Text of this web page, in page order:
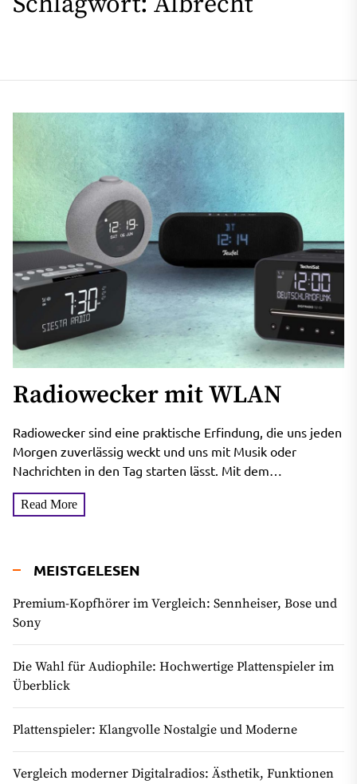
Radiowecker mit WLAN
Radiowecker sind eine praktische Erfindung, die uns jeden
Morgen zuverlässig weckt und uns mit Musik oder
Nachrichten in den Tag starten lässt. Mit dem
Aufkommen...
Read More
MEISTGELESEN
Premium-Kopfhörer im Vergleich: Sennheiser, Bose und
Sony
Die Wahl für Audiophile: Hochwertige Plattenspieler im
Überblick
Plattenspieler: Klangvolle Nostalgie und Moderne
Vergleich moderner Digitalradios: Ästhetik, Funktionen